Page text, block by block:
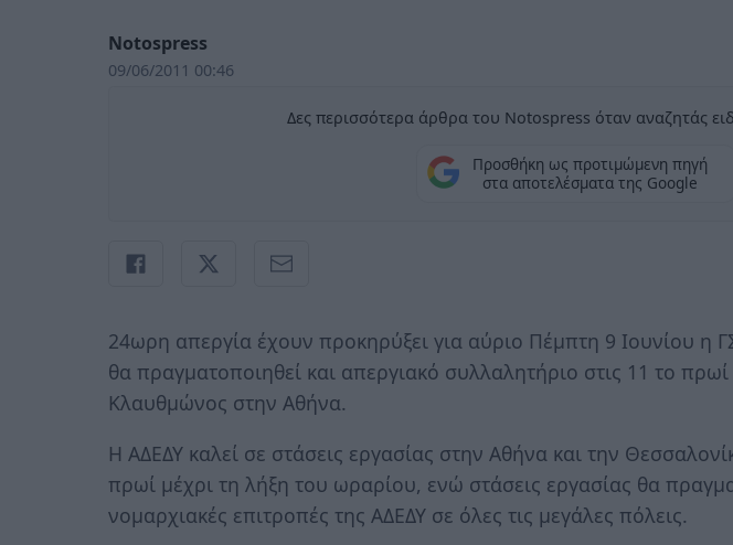
Notospress
09/06/2011 00:46
Δες περισσότερα άρθρα του Notospress όταν αναζητάς
Προσθήκη ως προτιμώμενη πηγή
στα αποτελέσματα της Google
24ωρη απεργία έχουν προκηρύξει για αύριο Πέμπτη 9 Ιουνίου η
θα πραγματοποιηθεί και απεργιακό συλλαλητήριο στις 11 το
Κλαυθμώνος στην Αθήνα.
Η ΑΔΕΔΥ καλεί σε στάσεις εργασίας στην Αθήνα και την
πρωί μέχρι τη λήξη του ωραρίου, ενώ στάσεις εργασίας θα
νομαρχιακές επιτροπές της ΑΔΕΔΥ σε όλες τις μεγάλες πόλεις.